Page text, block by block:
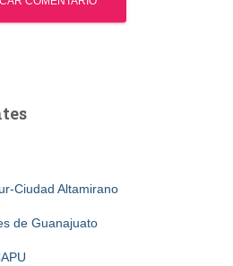
Ciudad Altamirano
de Guanajuato